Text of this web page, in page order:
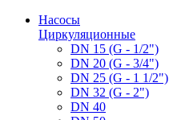
Насосы
Циркуляционные
DN 15 (G - 1/2")
DN 20 (G - 3/4")
DN 25 (G - 1 1/2")
DN 32 (G - 2")
DN 40